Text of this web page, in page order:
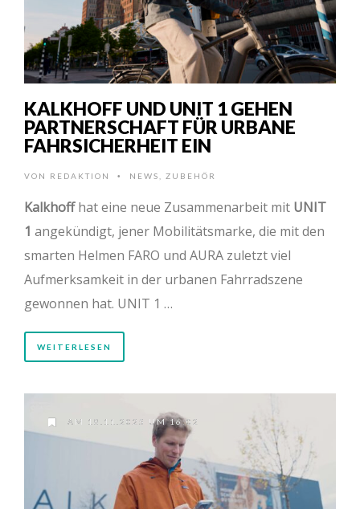
KALKHOFF UND UNIT 1 GEHEN
PARTNERSCHAFT FÜR URBANE
FAHRSICHERHEIT EIN
VON REDAKTION • NEWS ZUBEHÖR
Kalkhoffhat eine neue Zusammenarbeit mit UNIT
1 angekündigt, jener Mobilitätsmarke, die mit den
smarten Helmen FARO und AURA zuletzt viel
Aufmerksamkeit in der urbanen Fahrradszene
gewonnen hat. UNIT 1 …
WEITERLESEN
AM 18.11.2025 UM 16:02